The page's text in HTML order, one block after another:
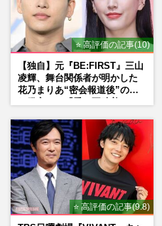
⭐ 高評価の記事(10)
【独自】元『BE:FIRST』三山
凌輝、舞台関係者が明かした
花乃まりあ“密会報道後”の呆
⭐ 高評価の記事(9.8)